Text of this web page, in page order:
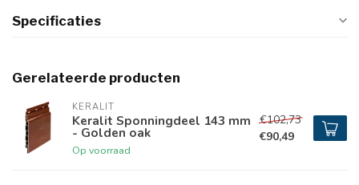
Specificaties
Gerelateerde producten
KERALIT
Keralit Sponningdeel 143 mm
- Golden oak
Op voorraad
€102,73
€90,49